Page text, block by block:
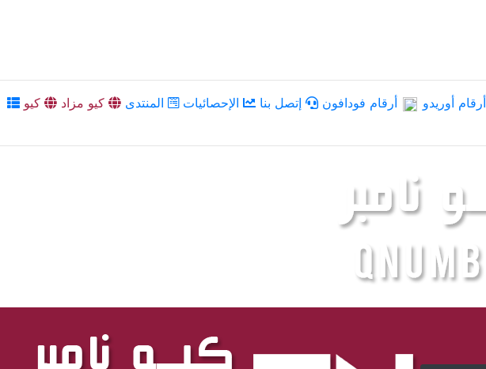
أرقام أوريدو أرقام فودافون إتصل بنا الإحصائيات المنتدى كيو مزاد
كيو